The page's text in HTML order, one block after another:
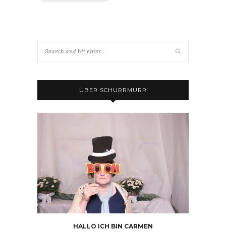
ÜBER SCHURRMURR
HALLO ICH BIN CARMEN